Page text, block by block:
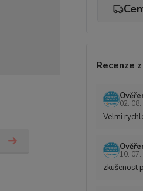
Recenze
02.
Velmi
10.
zkušenost